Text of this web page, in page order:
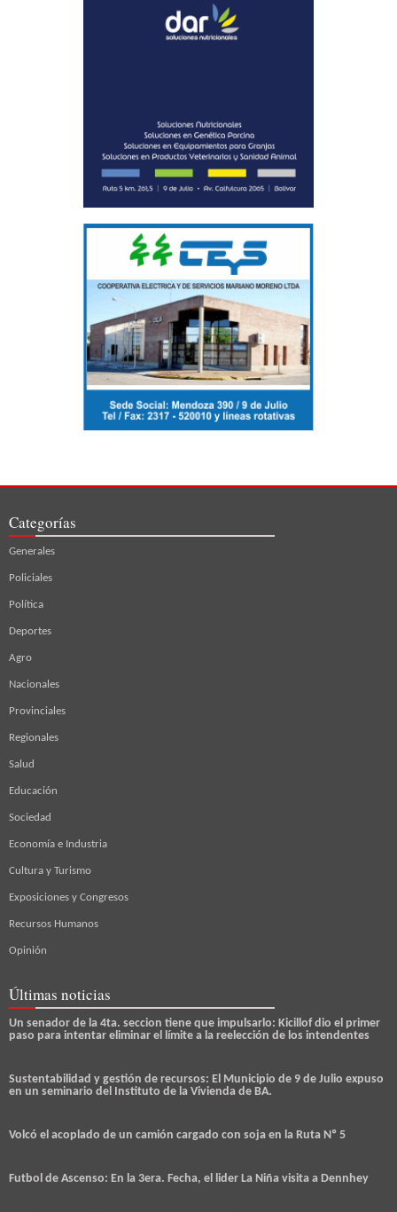
Categorías
Generales
Policiales
Política
Deportes
Agro
Nacionales
Provinciales
Regionales
Salud
Educación
Sociedad
Economía e Industria
Cultura y Turismo
Exposiciones y Congresos
Recursos Humanos
Opinión
Últimas noticias
Un senador de la 4ta. seccion tiene que impulsarlo: Kicillof dio el primer
paso para intentar eliminar el límite a la reelección de los intendentes
Sustentabilidad y gestión de recursos: El Municipio de 9 de Julio expuso
en un seminario del Instituto de la Vivienda de BA.
Volcó el acoplado de un camión cargado con soja en la Ruta Nº 5
Futbol de Ascenso: En la 3era. Fecha, el lider La Niña visita a Dennhey